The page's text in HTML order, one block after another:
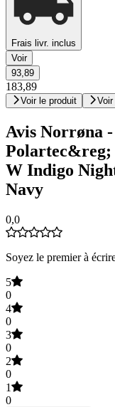
Frais livr. inclus
Voir
93,89
183,89
Voir le produit
Avis Norrøna
Polartec&reg;
W Indigo
Navy
0,0
Soyez le premier à
5
0
4
0
3
0
2
0
1
0